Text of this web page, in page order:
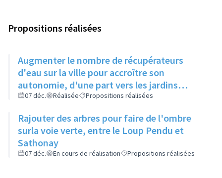
Propositions réalisées
Augmenter le nombre de récupérateurs
d'eau sur la ville pour accroître son
autonomie, d'une part vers les jardins
partagés pour l'arrosage des plantations,
pour compléter la réserve actuellement
insuffisante
07 déc. Réalisée Propositions réalisées
Rajouter des arbres pour faire de l'ombre
surla voie verte, entre le Loup Pendu et
Sathonay
07 déc. En cours de réalisation Propositions réalisées